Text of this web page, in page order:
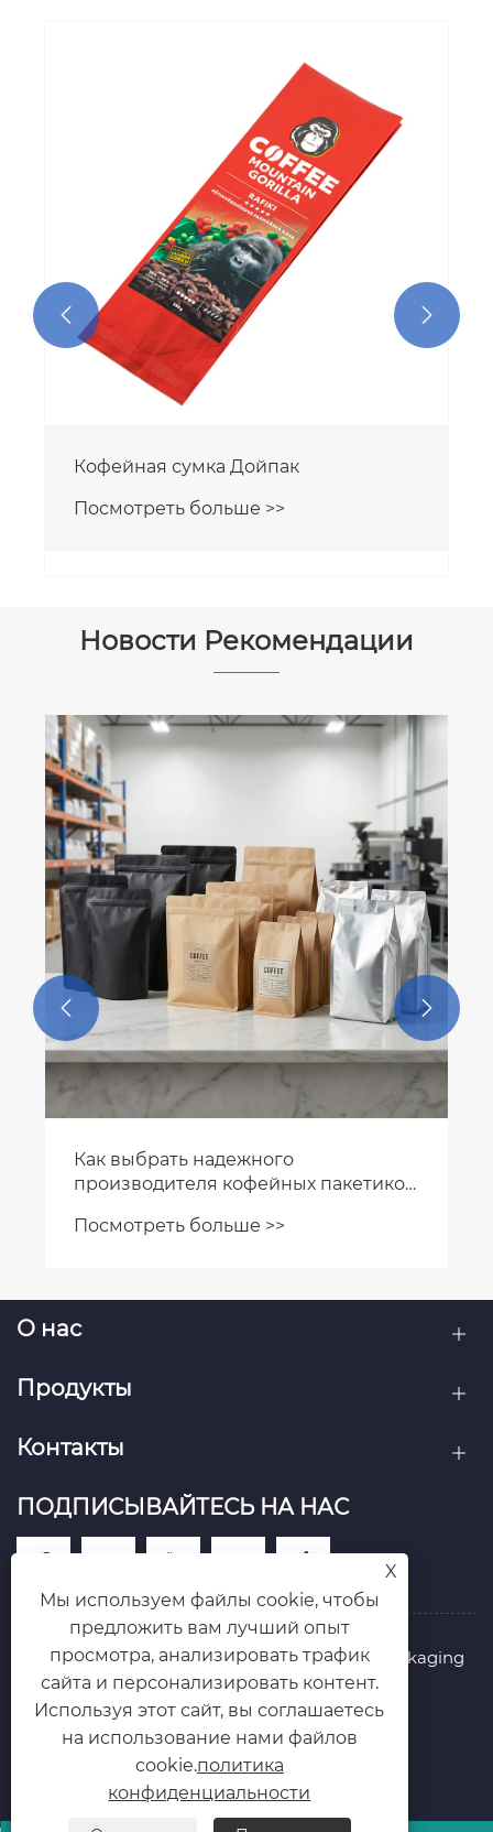
Сумка для кофе в зернах с плоским
Посмотреть больше >>
 
Новости Рекомендации
Почему пакеты для кофе Stand Up —
лучший выбор для ваших зерен
Посмотреть больше >>
 
О нас
Продукты
Контакты
ПОДПИСЫВАЙТЕСЬ НА НАС
Авторские права © 2025 Zhejiang Wanle Packaging
Co., Ltd. Права защищены.
LinksSitemapRSSXML
политика конфиденциальности
X
Мы используем файлы cookie, чтобы
предложить вам лучший опыт
просмотра, анализировать трафик
сайта и персонализировать контент.
Используя этот сайт, вы соглашаетесь
на использование нами файлов
cookie.политика
конфиденциальности